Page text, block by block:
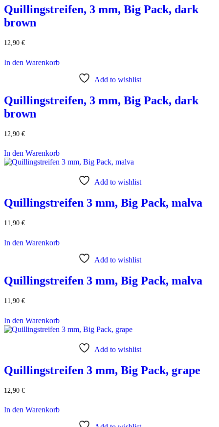
Quillingstreifen, 3 mm, Big Pack, dark
brown
12,90 €
In den Warenkorb
Add to wishlist
Quillingstreifen, 3 mm, Big Pack, dark
brown
12,90 €
In den Warenkorb
Add to wishlist
Quillingstreifen 3 mm, Big Pack, malva
11,90 €
In den Warenkorb
Add to wishlist
Quillingstreifen 3 mm, Big Pack, malva
11,90 €
In den Warenkorb
Add to wishlist
Quillingstreifen 3 mm, Big Pack, grape
12,90 €
In den Warenkorb